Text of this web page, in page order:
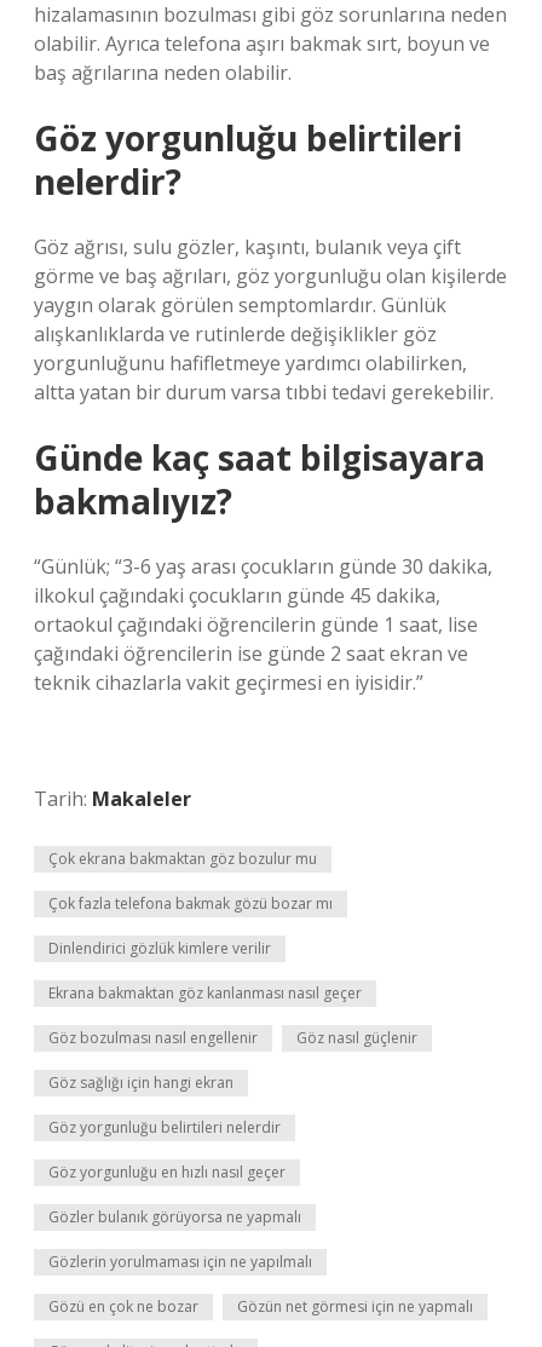
hizalamasının bozulması gibi göz sorunlarına neden
olabilir. Ayrıca telefona aşırı bakmak sırt, boyun ve
baş ağrılarına neden olabilir.
Göz yorgunluğu belirtileri
nelerdir?
Göz ağrısı, sulu gözler, kaşıntı, bulanık veya çift
görme ve baş ağrıları, göz yorgunluğu olan kişilerde
yaygın olarak görülen semptomlardır. Günlük
alışkanlıklarda ve rutinlerde değişiklikler göz
yorgunluğunu hafifletmeye yardımcı olabilirken,
altta yatan bir durum varsa tıbbi tedavi gerekebilir.
Günde kaç saat bilgisayara
bakmalıyız?
“Günlük; “3-6 yaş arası çocukların günde 30 dakika,
ilkokul çağındaki çocukların günde 45 dakika,
ortaokul çağındaki öğrencilerin günde 1 saat, lise
çağındaki öğrencilerin ise günde 2 saat ekran ve
teknik cihazlarla vakit geçirmesi en iyisidir.”
Tarih: Makaleler
Çok ekrana bakmaktan göz bozulur mu
Çok fazla telefona bakmak gözü bozar mı
Dinlendirici gözlük kimlere verilir
Ekrana bakmaktan göz kanlanması nasıl geçer
Göz bozulması nasıl engellenir Göz nasıl güçlenir
Göz sağlığı için hangi ekran
Göz yorgunluğu belirtileri nelerdir
Göz yorgunluğu en hızlı nasıl geçer
Gözler bulanık görüyorsa ne yapmalı
Gözlerin yorulmaması için ne yapılmalı
Gözü en çok ne bozar Gözün net görmesi için ne yapmalı